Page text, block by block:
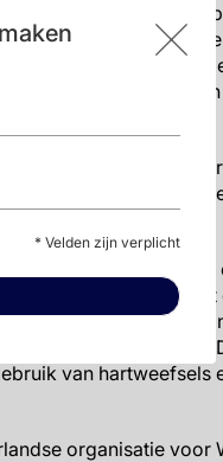
* Velden zijn verplicht
aan een eenvoudige
mobiele app
Daarnaast maakt
waaruit kan
minimaal 1 miljard
intensief
nieuwe partners.
samen in
Dit
zodat er ook
Nederland verbeterd.
van hartweefsels
organisatie voor